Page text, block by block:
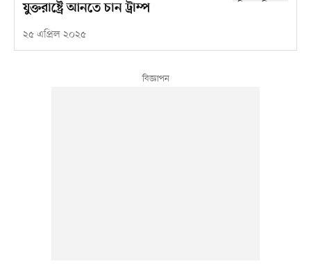
যুক্তরাষ্ট্রে আনতে চান ট্রাম্প
২৫ এপ্রিল ২০২৫